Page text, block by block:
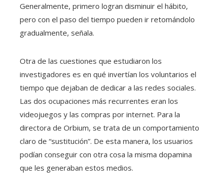
Generalmente, primero logran disminuir el hábito,
pero con el paso del tiempo pueden ir retomándolo
gradualmente, señala.
Otra de las cuestiones que estudiaron los
investigadores es en qué invertían los voluntarios el
tiempo que dejaban de dedicar a las redes sociales.
Las dos ocupaciones más recurrentes eran los
videojuegos y las compras por internet. Para la
directora de Orbium, se trata de un comportamiento
claro de “sustitución”. De esta manera, los usuarios
podían conseguir con otra cosa la misma dopamina
que les generaban estos medios.